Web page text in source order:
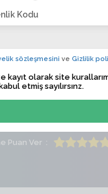
Tarihi Sadece
Zamanı Sadece üyelere
Puan Ver
Kodu
sözleşmesini ve Gizlilik
kayıt olarak site
etmiş sayılırsınz.